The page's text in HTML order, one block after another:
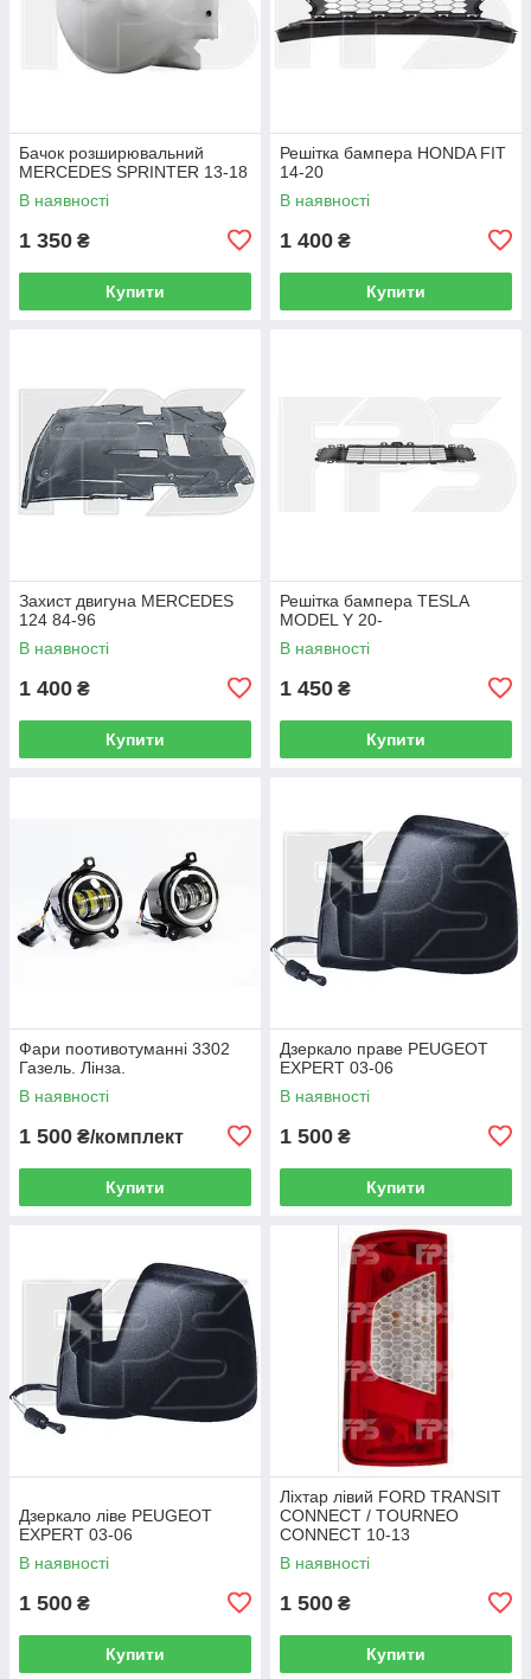
Бачок розширювальний
MERCEDES SPRINTER 13-18
В наявності
1 350 ₴
Купити
Решітка бампера HONDA FIT
14-20
В наявності
1 400 ₴
Купити
Захист двигуна MERCEDES
124 84-96
В наявності
1 400 ₴
Купити
Решітка бампера TESLA
MODEL Y 20-
В наявності
1 450 ₴
Купити
Фари поотивотуманні 3302
Газель. Лінза.
В наявності
1 500 ₴/комплект
Купити
Дзеркало праве PEUGEOT
EXPERT 03-06
В наявності
1 500 ₴
Купити
Дзеркало ліве PEUGEOT
EXPERT 03-06
В наявності
1 500 ₴
Купити
Ліхтар лівий FORD TRANSIT
CONNECT / TOURNEO
CONNECT 10-13
В наявності
1 500 ₴
Купити